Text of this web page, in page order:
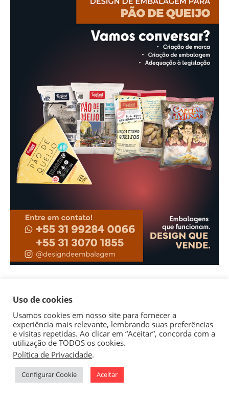
Uso de cookies
Usamos cookies em nosso site para fornecer a
experiência mais relevante, lembrando suas preferências
e visitas repetidas. Ao clicar em “Aceitar”, concorda com a
utilização de TODOS os cookies.
Política de Privacidade.
Configurar Cookie Aceitar